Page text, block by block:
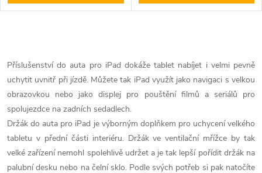
v
l
á
d
a
Příslušenství do auta pro iPad dokáže tablet nabíjet i velmi pevně
uchytit uvnitř při jízdě. Můžete tak iPad využít jako navigaci s velkou
obrazovkou nebo jako displej pro pouštění filmů a seriálů pro
spolujezdce na zadních sedadlech.
Držák do auta pro iPad je výborným doplňkem pro uchycení velkého
tabletu v přední části interiéru. Držák ve ventilační mřížce by tak
velké zařízení nemohl spolehlivě udržet a je tak lepší pořídit držák na
palubní desku nebo na čelní sklo. Podle svých potřeb si pak natočíte